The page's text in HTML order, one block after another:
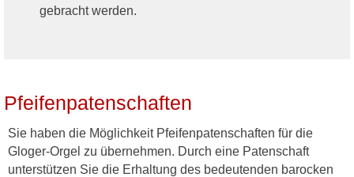
gebracht werden.
Pfeifenpatenschaften
Sie haben die Möglichkeit Pfeifenpatenschaften für die
Gloger-Orgel zu übernehmen. Durch eine Patenschaft
unterstützen Sie die Erhaltung des bedeutenden barocken